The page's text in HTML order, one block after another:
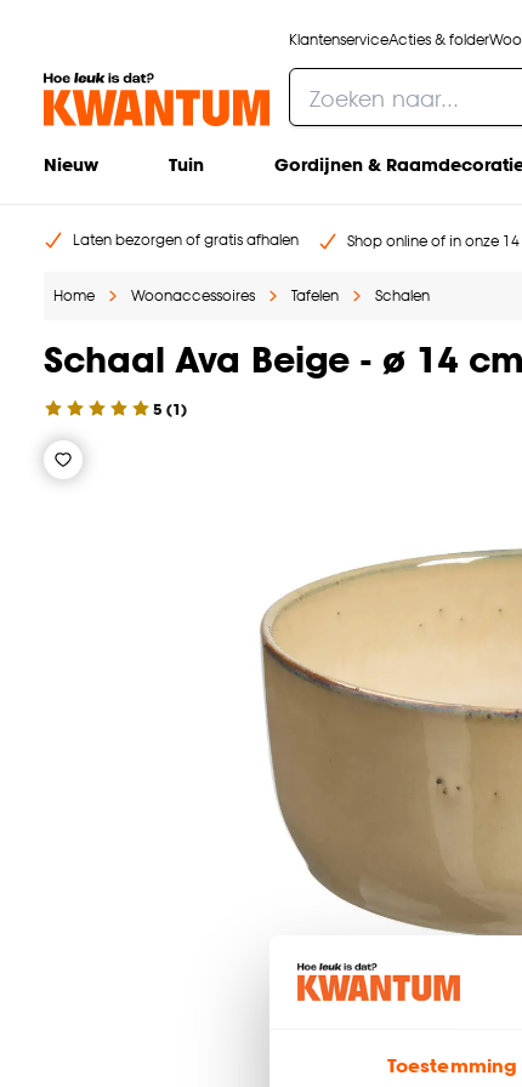
Toestemming
KlantenserviceActies & folder
Nieuw Tuin Gordijnen &
Laten bezorgen of gratis afhalen Shop online of in onze 14
Home Woonaccessoires Tafelen Schalen
Schaal Ava Beige - ø 14 cm
5 (1)